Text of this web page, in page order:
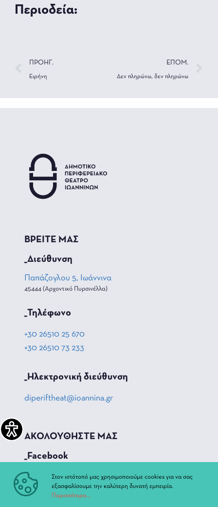
Περιοδεία:
ΠΡΟΗΓ.
Ειρήνη
ΕΠΟΜ.
Δεν πληρώνω, δεν πληρώνω
ΒΡΕΙΤΕ ΜΑΣ
_Διεύθυνση
Παπάζογλου 5, Ιωάννινα
45444 (Αρχοντικό Πυρσινέλλα)
_Τηλέφωνο
+30 26510 25 670
+30 26510 73 233
_Hλεκτρονική διεύθυνση
diperiftheat@ioannina.gr
ΑΚΟΛΟΥΘΗΣΤΕ ΜΑΣ
_Facebook
_Instagram
_Youtube
Στον ιστότοπό μας χρησιμοποιούμε cookies για να σας
εξασφαλίσουμε την καλύτερη δυνατή εμπειρία.
Περισσότερα...